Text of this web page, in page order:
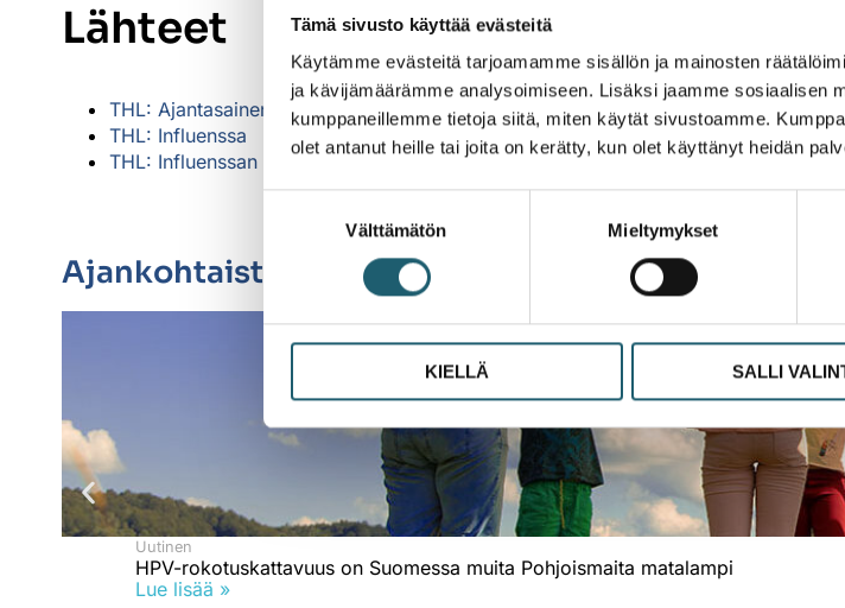
Tämä sivusto käyttää evästeitä
Käytämme evästeitä tarjoamamme sisällön ja mainosten
ja kävijämäärämme analysoimiseen. Lisäksi jaamme sosiaalisen
kumppaneillemme tietoja siitä, miten käytät sivustoamme.
olet antanut heille tai joita on kerätty, kun olet käyttänyt heidän
Välttämätön Mieltymykset
KIELLÄ SALLI
Lähteet
THL: Ajantasainen influenssakatsaus
THL: Influenssa
THL: Influenssan seuranta
Ajankohtaista
Uutinen
HPV-rokotuskattavuus on Suomessa muita Pohjoismaita matalampi
Lue lisää »